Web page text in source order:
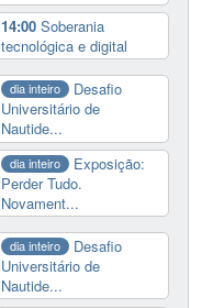
14:00Soberania
tecnológica e digital
dia inteiro
Desafio
Universitário de
Nautide...
dia inteiro
Exposição:
Perder Tudo.
Novament...
dia inteiro
Desafio
Universitário de
Nautide...